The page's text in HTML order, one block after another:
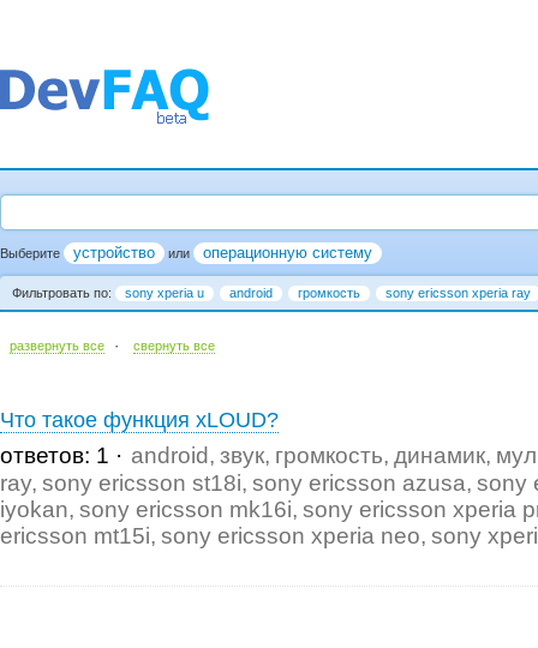
Выберите устройство или операционную систему
Фильтровать по: sony xperia u android громкость sony ericsson xperia ray
развернуть все · cвернуть все
Что такое функция xLOUD?
ответов: 1 android звук громкость динамик
ray sony ericsson st18i sony ericsson azusa sony
iyokan sony ericsson mk16i sony ericsson xperia
ericsson mt15i sony ericsson xperia neo sony